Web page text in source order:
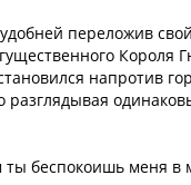
переложив
напротив
беспокоишь меня в